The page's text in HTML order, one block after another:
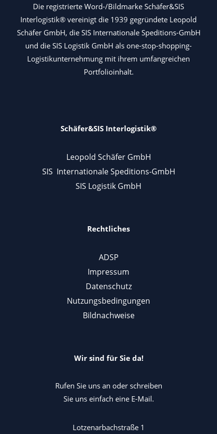
Die registrierte Word-/Bildmarke Schäfer&SIS
Interlogistik® vereinigt die 1939 gegründete Leopold
Schäfer GmbH, die SIS Internationale Speditions-GmbH
und die SIS Logistik GmbH als one-stop-shopping-
Logistikunternehmung mit ihrem umfangreichen
Portfolioinhalt.
Schäfer&SIS Interlogistik®
Leopold Schäfer GmbH
SIS Internationale Speditions-GmbH
SIS Logistik GmbH
Rechtliches
ADSP
Impressum
Datenschutz
Nutzungsbedingungen
Bildnachweise
Wir sind für Sie da!
Rufen Sie uns an oder schreiben
Sie uns einfach eine E-Mail.
Lotzenarbachstraße 1